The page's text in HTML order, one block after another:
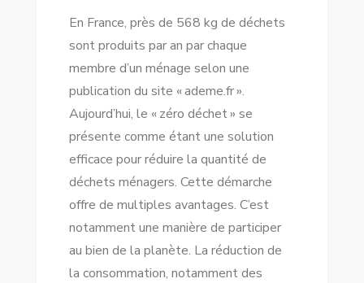
En France, près de 568 kg de déchets
sont produits par an par chaque
membre d’un ménage selon une
publication du site « ademe.fr ».
Aujourd’hui, le « zéro déchet » se
présente comme étant une solution
efficace pour réduire la quantité de
déchets ménagers. Cette démarche
offre de multiples avantages. C’est
notamment une manière de participer
au bien de la planète. La réduction de
la consommation, notamment des